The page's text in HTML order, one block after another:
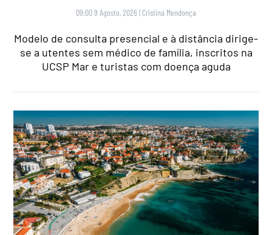
09:00 9 Agosto, 2026 | Cristina Mendonça
Modelo de consulta presencial e à distância dirige-
se a utentes sem médico de família, inscritos na
UCSP Mar e turistas com doença aguda